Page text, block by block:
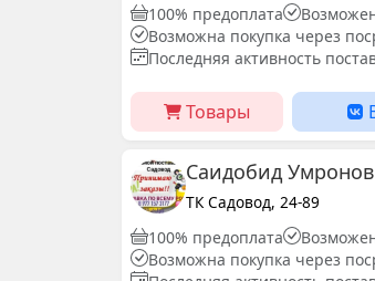
100% предоплата
Возможна покупка через
Последняя активность
Товары
Саидобид Умронов
ТК Садовод, 24-89
100% предоплата
Возможна покупка через